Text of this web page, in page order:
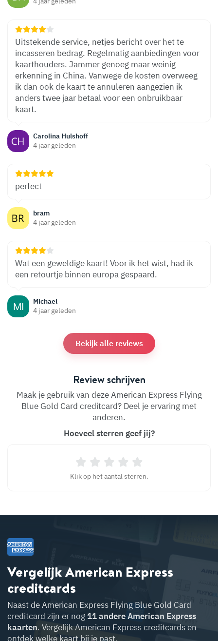
Carolina Hulshoff
4 jaar geleden
Uitstekende service, netjes bericht over het te
incasseren bedrag. Regelmatig aanbiedingen voor
kaarthouders. Jammer genoeg maar weinig
erkenning in China. Vanwege de kosten overweeg
ik dan ook de kaart te annuleren aangezien ik
anders twee jaar betaal voor een onbruikbaar
kaart.
bram
4 jaar geleden
perfect
Michael
4 jaar geleden
Wat een geweldige kaart! Voor ik het wist, had ik
een retourtje binnen europa gespaard.
Bekijk alle reviews
Review schrijven
Maak je gebruik van deze American Express Flying
Blue Gold Card creditcard? Deel je ervaring met
anderen.
Hoeveel sterren geef jij?
Klik op het aantal sterren.
Vergelijk American Express
creditcards
Naast deAmerican Express Flying Blue Gold Card
creditcard zijn er nog 11 andere American Express
kaarten. Vergelijk American Express creditcards en
ontdek welke kaart bij je past.